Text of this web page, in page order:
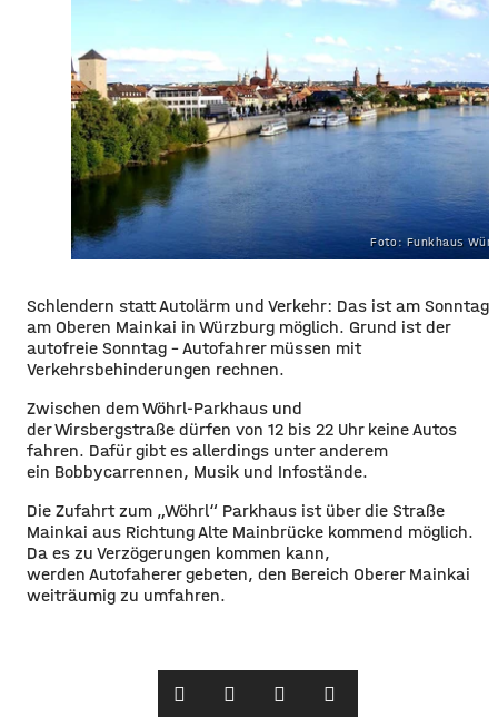
Foto: Funkhaus
Schlendern statt Autolärm und Verkehr: Das ist am Sonntag
am Oberen Mainkai in Würzburg möglich. Grund ist der
autofreie Sonntag – Autofahrer müssen mit
Verkehrsbehinderungen rechnen.
Zwischen dem Wöhrl-Parkhaus und
der Wirsbergstraße dürfen von 12 bis 22 Uhr keine Autos
fahren. Dafür gibt es allerdings unter anderem
ein Bobbycarrennen, Musik und Infostände.
Die Zufahrt zum „Wöhrl“ Parkhaus ist über die Straße
Mainkai aus Richtung Alte Mainbrücke kommend möglich.
Da es zu Verzögerungen kommen kann,
werden Autofaherer gebeten, den Bereich Oberer Mainkai
weiträumig zu umfahren.